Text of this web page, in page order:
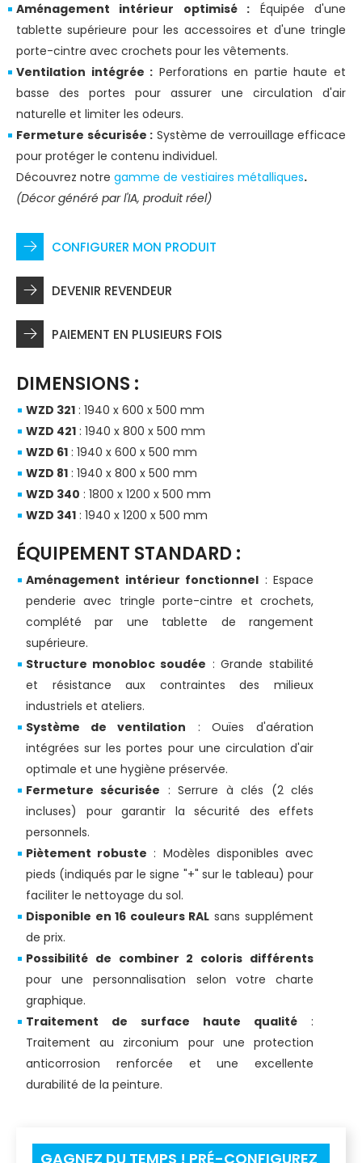
Aménagement intérieur optimisé : Équipée d'une
tablette supérieure pour les accessoires et d'une tringle
porte-cintre avec crochets pour les vêtements.
Ventilation intégrée : Perforations en partie haute et
basse des portes pour assurer une circulation d'air
naturelle et limiter les odeurs.
Fermeture sécurisée : Système de verrouillage efficace
pour protéger le contenu individuel.
Découvrez notre gamme de vestiaires métalliques.
(Décor généré par l'IA, produit réel)
CONFIGURER MON PRODUIT
DEVENIR REVENDEUR
PAIEMENT EN PLUSIEURS FOIS
DIMENSIONS :
WZD 321 : 1940 x 600 x 500 mm
WZD 421 : 1940 x 800 x 500 mm
WZD 61 : 1940 x 600 x 500 mm
WZD 81 : 1940 x 800 x 500 mm
WZD 340 : 1800 x 1200 x 500 mm
WZD 341 : 1940 x 1200 x 500 mm
ÉQUIPEMENT STANDARD :
Aménagement intérieur fonctionnel : Espace
penderie avec tringle porte-cintre et crochets,
complété par une tablette de rangement
supérieure.
Structure monobloc soudée : Grande stabilité
et résistance aux contraintes des milieux
industriels et ateliers.
Système de ventilation : Ouïes d'aération
intégrées sur les portes pour une circulation d'air
optimale et une hygiène préservée.
Fermeture sécurisée : Serrure à clés (2 clés
incluses) pour garantir la sécurité des effets
personnels.
Piètement robuste : Modèles disponibles avec
pieds (indiqués par le signe "+" sur le tableau) pour
faciliter le nettoyage du sol.
Disponible en 16 couleurs RAL sans supplément
de prix.
Possibilité de combiner 2 coloris différents
pour une personnalisation selon votre charte
graphique.
Traitement de surface haute qualité :
Traitement au zirconium pour une protection
anticorrosion renforcée et une excellente
durabilité de la peinture.
GAGNEZ DU TEMPS ! PRÉ-CONFIGUREZ